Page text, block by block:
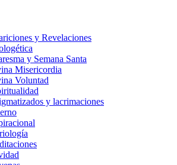
y Revelaciones
y Semana Santa
Misericordia
Voluntad
y lacrimaciones